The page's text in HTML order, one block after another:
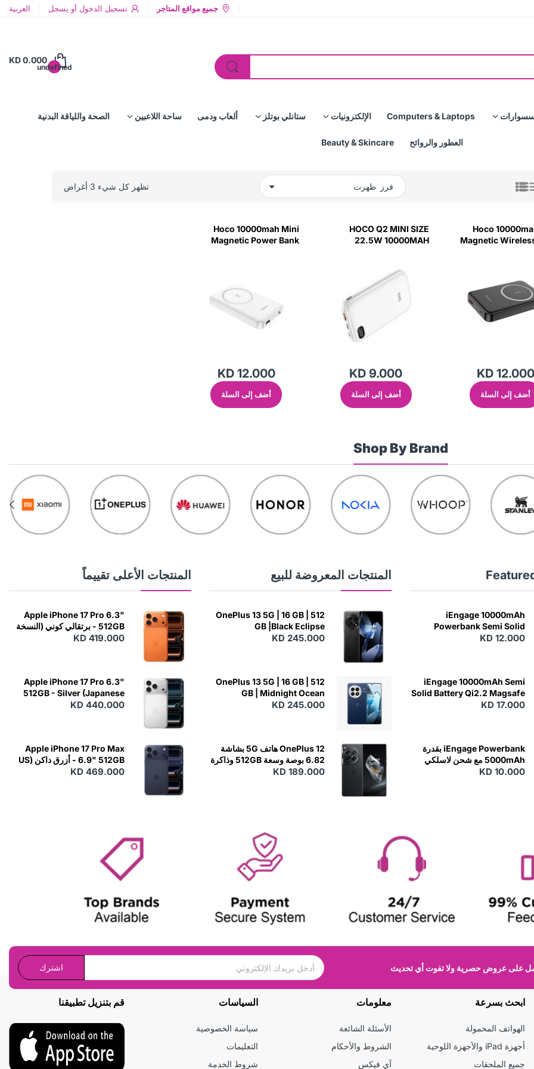
جميع مواقع المتاجر تسجيل الدخول أو يسجل العربية
undefined
KD 0.000
Computers & Laptops الإلكترونيات ستانلي بوتلز ألعاب ودمى ساحة اللاعبين الصحة واللياقة البدنية
العطور والروائح Beauty & Skincare
فرز تظهر كل شيء 3 أغراض
Hoco
Magnetic
KD 12.000
أضف إلى السلة
HOCO Q2 MINI SIZE
22.5W 10000MAH
KD 9.000
أضف إلى السلة
Hoco 10000mah Mini
Magnetic Power Bank
KD 12.000
أضف إلى السلة
Shop By Brand
iEngage 10000mAh
Powerbank Semi Solid
Battery 20W Wireless
KD 12.000
iEngage 10000mAh Semi
Solid Battery Qi2.2 Magsafe
Powerbank مع كابلات مدمجة
KD 17.000
iEngage Powerbank بقدرة
5000mAh مع شحن لاسلكي
(15W)
KD 10.000
المنتجات المعروضة للبيع
OnePlus 13 5G | 16 GB | 512
GB |Black Eclipse
KD 245.000
OnePlus 13 5G | 16 GB | 512
GB | Midnight Ocean
KD 245.000
OnePlus 12 هاتف 5G بشاشة
6.82 بوصة وسعة 512GB وذاكرة
RAM 16GB - Silky Black
KD 189.000
المنتجات الأعلى تقييماً
Apple iPhone 17 Pro 6.3"
512GB - برتقالي كوني (النسخة
اليابانية)
KD 419.000
Apple iPhone 17 Pro 6.3"
512GB - Silver (Japanese
Variant)
KD 440.000
Apple iPhone 17 Pro Max
6.9" 512GB - أزرق داكن (US
Variant)
KD 469.000
على عروض حصرية ولا تفوت أي تحديث اشترك
ابحث بسرعة
الهواتف المحمولة
أجهزة iPad والأجهزة اللوحية
جميع الملحقات
معلومات
الأسئلة الشائعة
الشروط والأحكام
آي فيكس
السياسات
سياسة الخصوصية
التعليمات
شروط الخدمة
قم بتنزيل تطبيقنا